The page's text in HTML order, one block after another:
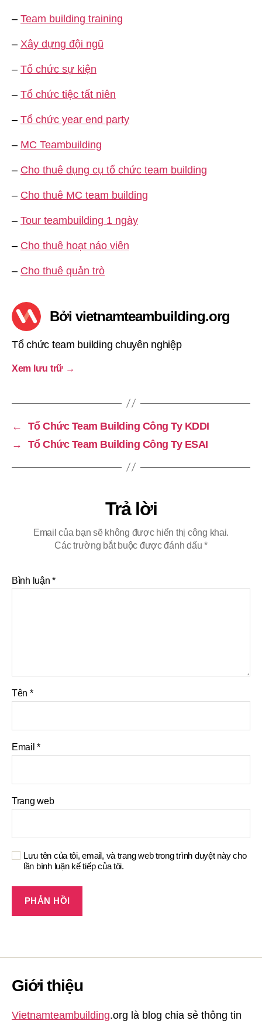
– Team building training
– Xây dựng đội ngũ
– Tổ chức sự kiện
– Tổ chức tiệc tất niên
– Tổ chức year end party
– MC Teambuilding
– Cho thuê dụng cụ tổ chức team building
– Cho thuê MC team building
– Tour teambuilding 1 ngày
– Cho thuê hoạt náo viên
– Cho thuê quản trò
Bởi vietnamteambuilding.org
Tổ chức team building chuyên nghiệp
Xem lưu trữ →
←
Tổ Chức Team Building Công Ty KDDI
→
Tổ Chức Team Building Công Ty ESAI
Trả lời
Email của bạn sẽ không được hiển thị công khai.
Các trường bắt buộc được đánh dấu*
Bình luận*
Tên *
Email*
Trang web
Lưu tên của tôi, email, và trang web trong trình duyệt này cho
lần bình luận kế tiếp của tôi.
Giới thiệu
Vietnamteambuilding.org là blog chia sẻ thông tin